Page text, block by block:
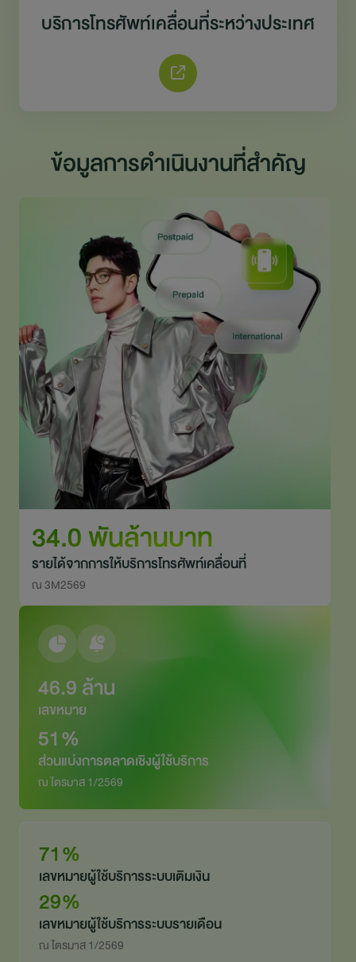
บริการโทรศัพท์เคลื่อนที่ระหว่างประเทศ
ข้อมูลการดำเนินงานที่สำคัญ
34.0 พันล้านบาท
รายได้จากการให้บริการโทรศัพท์เคลื่อนที่
ณ 3M2569
46.9 ล้าน
เลขหมาย
51%
ส่วนแบ่งการตลาดเชิงผู้ใช้บริการ
ณ ไตรมาส 1/2569
71%
เลขหมายผู้ใช้บริการระบบเติมเงิน
29%
เลขหมายผู้ใช้บริการระบบรายเดือน
ณ ไตรมาส 1/2569